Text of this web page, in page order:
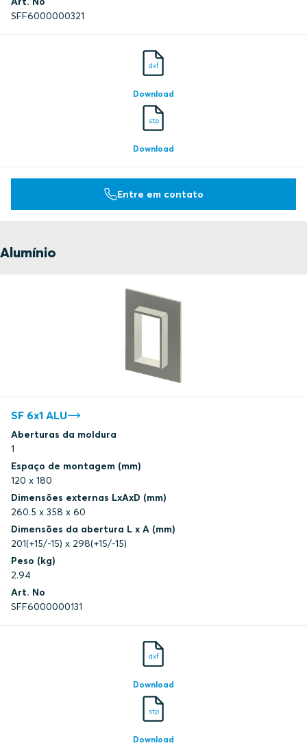
SFF6000000321
dxf
Download
stp
Download
Entre em contato
Alumínio
SF 6x1 ALU
Aberturas da moldura
1
Espaço de montagem (mm)
120 x 180
Dimensões externas LxAxD (mm)
260.5 x 358 x 60
Dimensões da abertura L x A (mm)
201(+15/-15) x 298(+15/-15)
Peso (kg)
2.94
Art. No
SFF6000000131
dxf
Download
stp
Download